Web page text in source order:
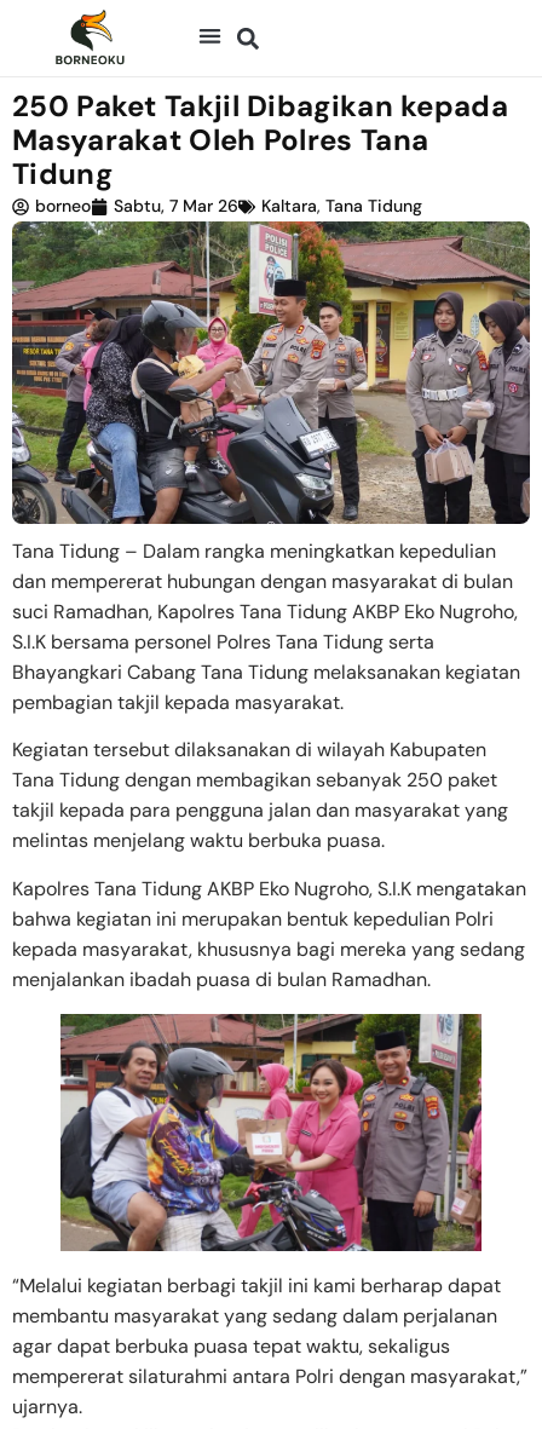
250 Paket Takjil Dibagikan kepada
Masyarakat Oleh Polres Tana
Tidung
borneo Sabtu, 7 Mar 26 Kaltara, Tana Tidung
Tana Tidung – Dalam rangka meningkatkan kepedulian
dan mempererat hubungan dengan masyarakat di bulan
suci Ramadhan, Kapolres Tana Tidung AKBP Eko Nugroho,
S.I.K bersama personel Polres Tana Tidung serta
Bhayangkari Cabang Tana Tidung melaksanakan kegiatan
pembagian takjil kepada masyarakat.
Kegiatan tersebut dilaksanakan di wilayah Kabupaten
Tana Tidung dengan membagikan sebanyak 250 paket
takjil kepada para pengguna jalan dan masyarakat yang
melintas menjelang waktu berbuka puasa.
Kapolres Tana Tidung AKBP Eko Nugroho, S.I.K mengatakan
bahwa kegiatan ini merupakan bentuk kepedulian Polri
kepada masyarakat, khususnya bagi mereka yang sedang
menjalankan ibadah puasa di bulan Ramadhan.
“Melalui kegiatan berbagi takjil ini kami berharap dapat
membantu masyarakat yang sedang dalam perjalanan
agar dapat berbuka puasa tepat waktu, sekaligus
mempererat silaturahmi antara Polri dengan masyarakat,”
ujarnya.